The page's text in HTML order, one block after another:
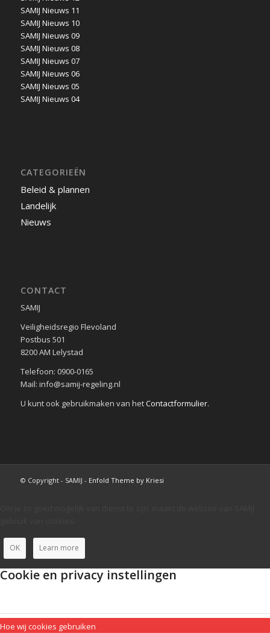
SAMIJ Nieuws 11
SAMIJ Nieuws 10
SAMIJ Nieuws 09
SAMIJ Nieuws 08
SAMIJ Nieuws 07
SAMIJ Nieuws 06
SAMIJ Nieuws 05
SAMIJ Nieuws 04
CATEGORIEËN
Beleid & plannen
Landelijk
Nieuws
CONTACT
SAMIJ
Veiligheidsregio Flevoland
Postbus 501
8200 AM Lelystad
Telefoon: 0900-0165
Mail: info@samij-regeling.nl
U kunt ook gebruikmaken van hetContactformulier.
© Copyright - SAMIJ - Enfold Theme by Kriesi
OK Learn more
Cookie en privacy instellingen
Hoe wij cookies gebruiken